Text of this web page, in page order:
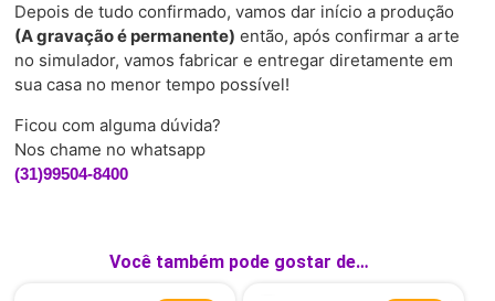
Depois de tudo confirmado, vamos dar início a produção
(A gravação é permanente) então, após confirmar a arte
no simulador, vamos fabricar e entregar diretamente em
sua casa no menor tempo possível!
Ficou com alguma dúvida?
Nos chame no whatsapp
(31)99504-8400
Você também pode gostar de…